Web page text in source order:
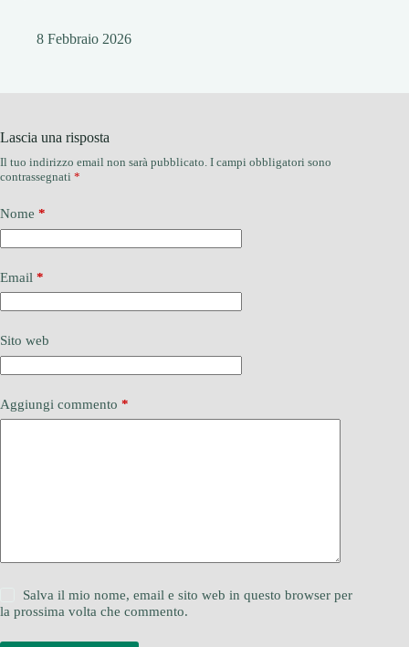
8 Febbraio 2026
Lascia una risposta
Il tuo indirizzo email non sarà pubblicato. I campi obbligatori sono
contrassegnati *
Nome *
Email *
Sito web
Aggiungi commento *
Salva il mio nome, email e sito web in questo browser per
la prossima volta che commento.